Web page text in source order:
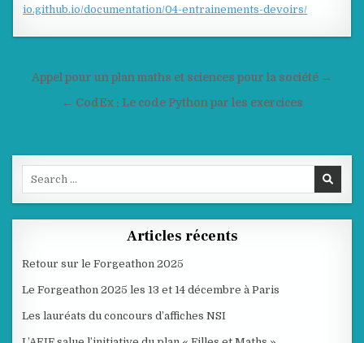
io.github.io/documentation/04-entrainements-devoirs/
Navigation
Appel pour un plan maths et sciences pour la société →
← CodEx : Le code Python par les exercices
Articles récents
Retour sur le Forgeathon 2025
Le Forgeathon 2025 les 13 et 14 décembre à Paris
Les lauréats du concours d’affiches NSI